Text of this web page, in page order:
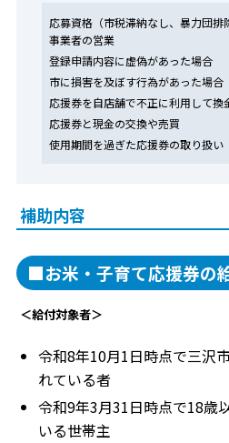
応募資格（市税滞納なし、暴力団
事業者の営業
登録申請内容に虚偽があった場合
市に損害を及ぼす行為があった場合
応援券を自店舗で不正に利用して換
応援券と現金の交換や売買
使用期間を過ぎた応援券の取り扱い
補助内容
■お米・子育て応援券の
＜給付対象者＞
令和8年10月1日時点で三沢
れている者
令和9年3月31日時点で18歳
いる世帯主